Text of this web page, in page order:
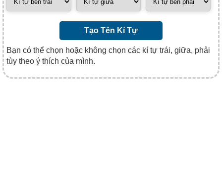
Tạo Tên Kí Tự
Bạn có thể chọn hoặc không chọn các kí tự trái, giữa, phải
tùy theo ý thích của mình.